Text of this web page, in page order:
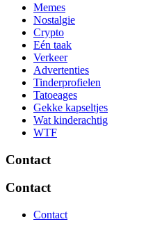
Memes
Nostalgie
Crypto
Eén taak
Verkeer
Advertenties
Tinderprofielen
Tatoeages
Gekke kapseltjes
Wat kinderachtig
WTF
Contact
Contact
Contact